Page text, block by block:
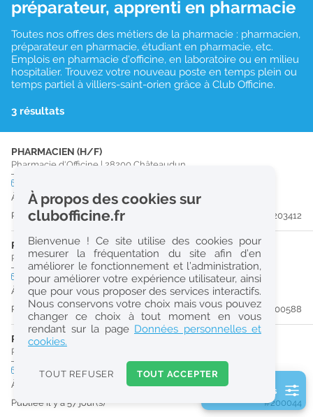
Réinitialiser
2
0
k
Consulter les offres de la France d'outre-mer
préparateur, apprenti en pharmacie
Toutes nos offres des métiers de la pharmacie : pharmacien,
préparateur en pharmacie, étudiant en pharmacie, etc.
Emplois en pharmacie d'officine, en laboratoire ou en milieu
hospitalier. Trouvez votre nouveau poste en temps plein ou
temps partiel à villiers-saint-orien grâce à Club Officine.
3 résultats
PHARMACIEN (H/F)
Pharmacie d'Officine | 28200 Châteaudun
À partir du 29/08/26
Publiée il y a 13 jour(s)
#203412
PRÉPARATEUR EN PHARMACIE (H/F)
Pharmacie d'Officine|28200Châteaudun
CDI temps plein
À partir du 31/08/26
Publiée il y a 51 jour(s)
#200588
PRÉPARATEUR EN PHARMACIE (H/F)
Pharmacie d'Officine
CDItemps plein
À partir du 30/08/26
Publiée il y a 57 jour(s)
#200044
2 filtre(s) actifs
À propos des cookies sur
clubofficine.fr
Bienvenue ! Ce site utilise des cookies pour
mesurer la fréquentation du site afin d’en
améliorer le fonctionnement et l’administration,
pour améliorer votre expérience utilisateur, ainsi
que pour vous proposer des services interactifs.
Nous conservons votre choix mais vous pouvez
changer ce choix à tout moment en vous
rendant sur la page Données personnelles et
cookies.
TOUT REFUSER TOUT ACCEPTER